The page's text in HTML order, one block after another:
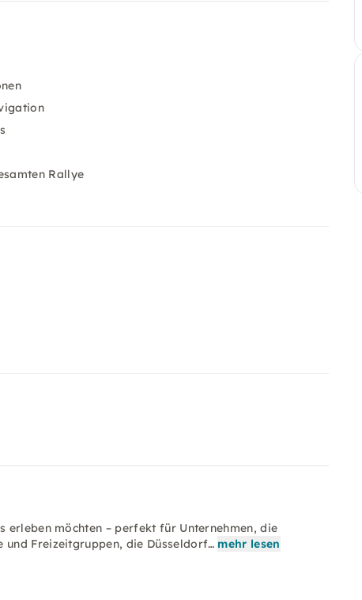
Rallye
erleben möchten – perfekt für Unternehmen, die
Freizeitgruppen, die Düsseldorf… mehr lesen